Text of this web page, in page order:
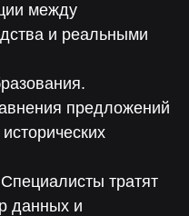
между
и реальными
предложений
тратят
данных и